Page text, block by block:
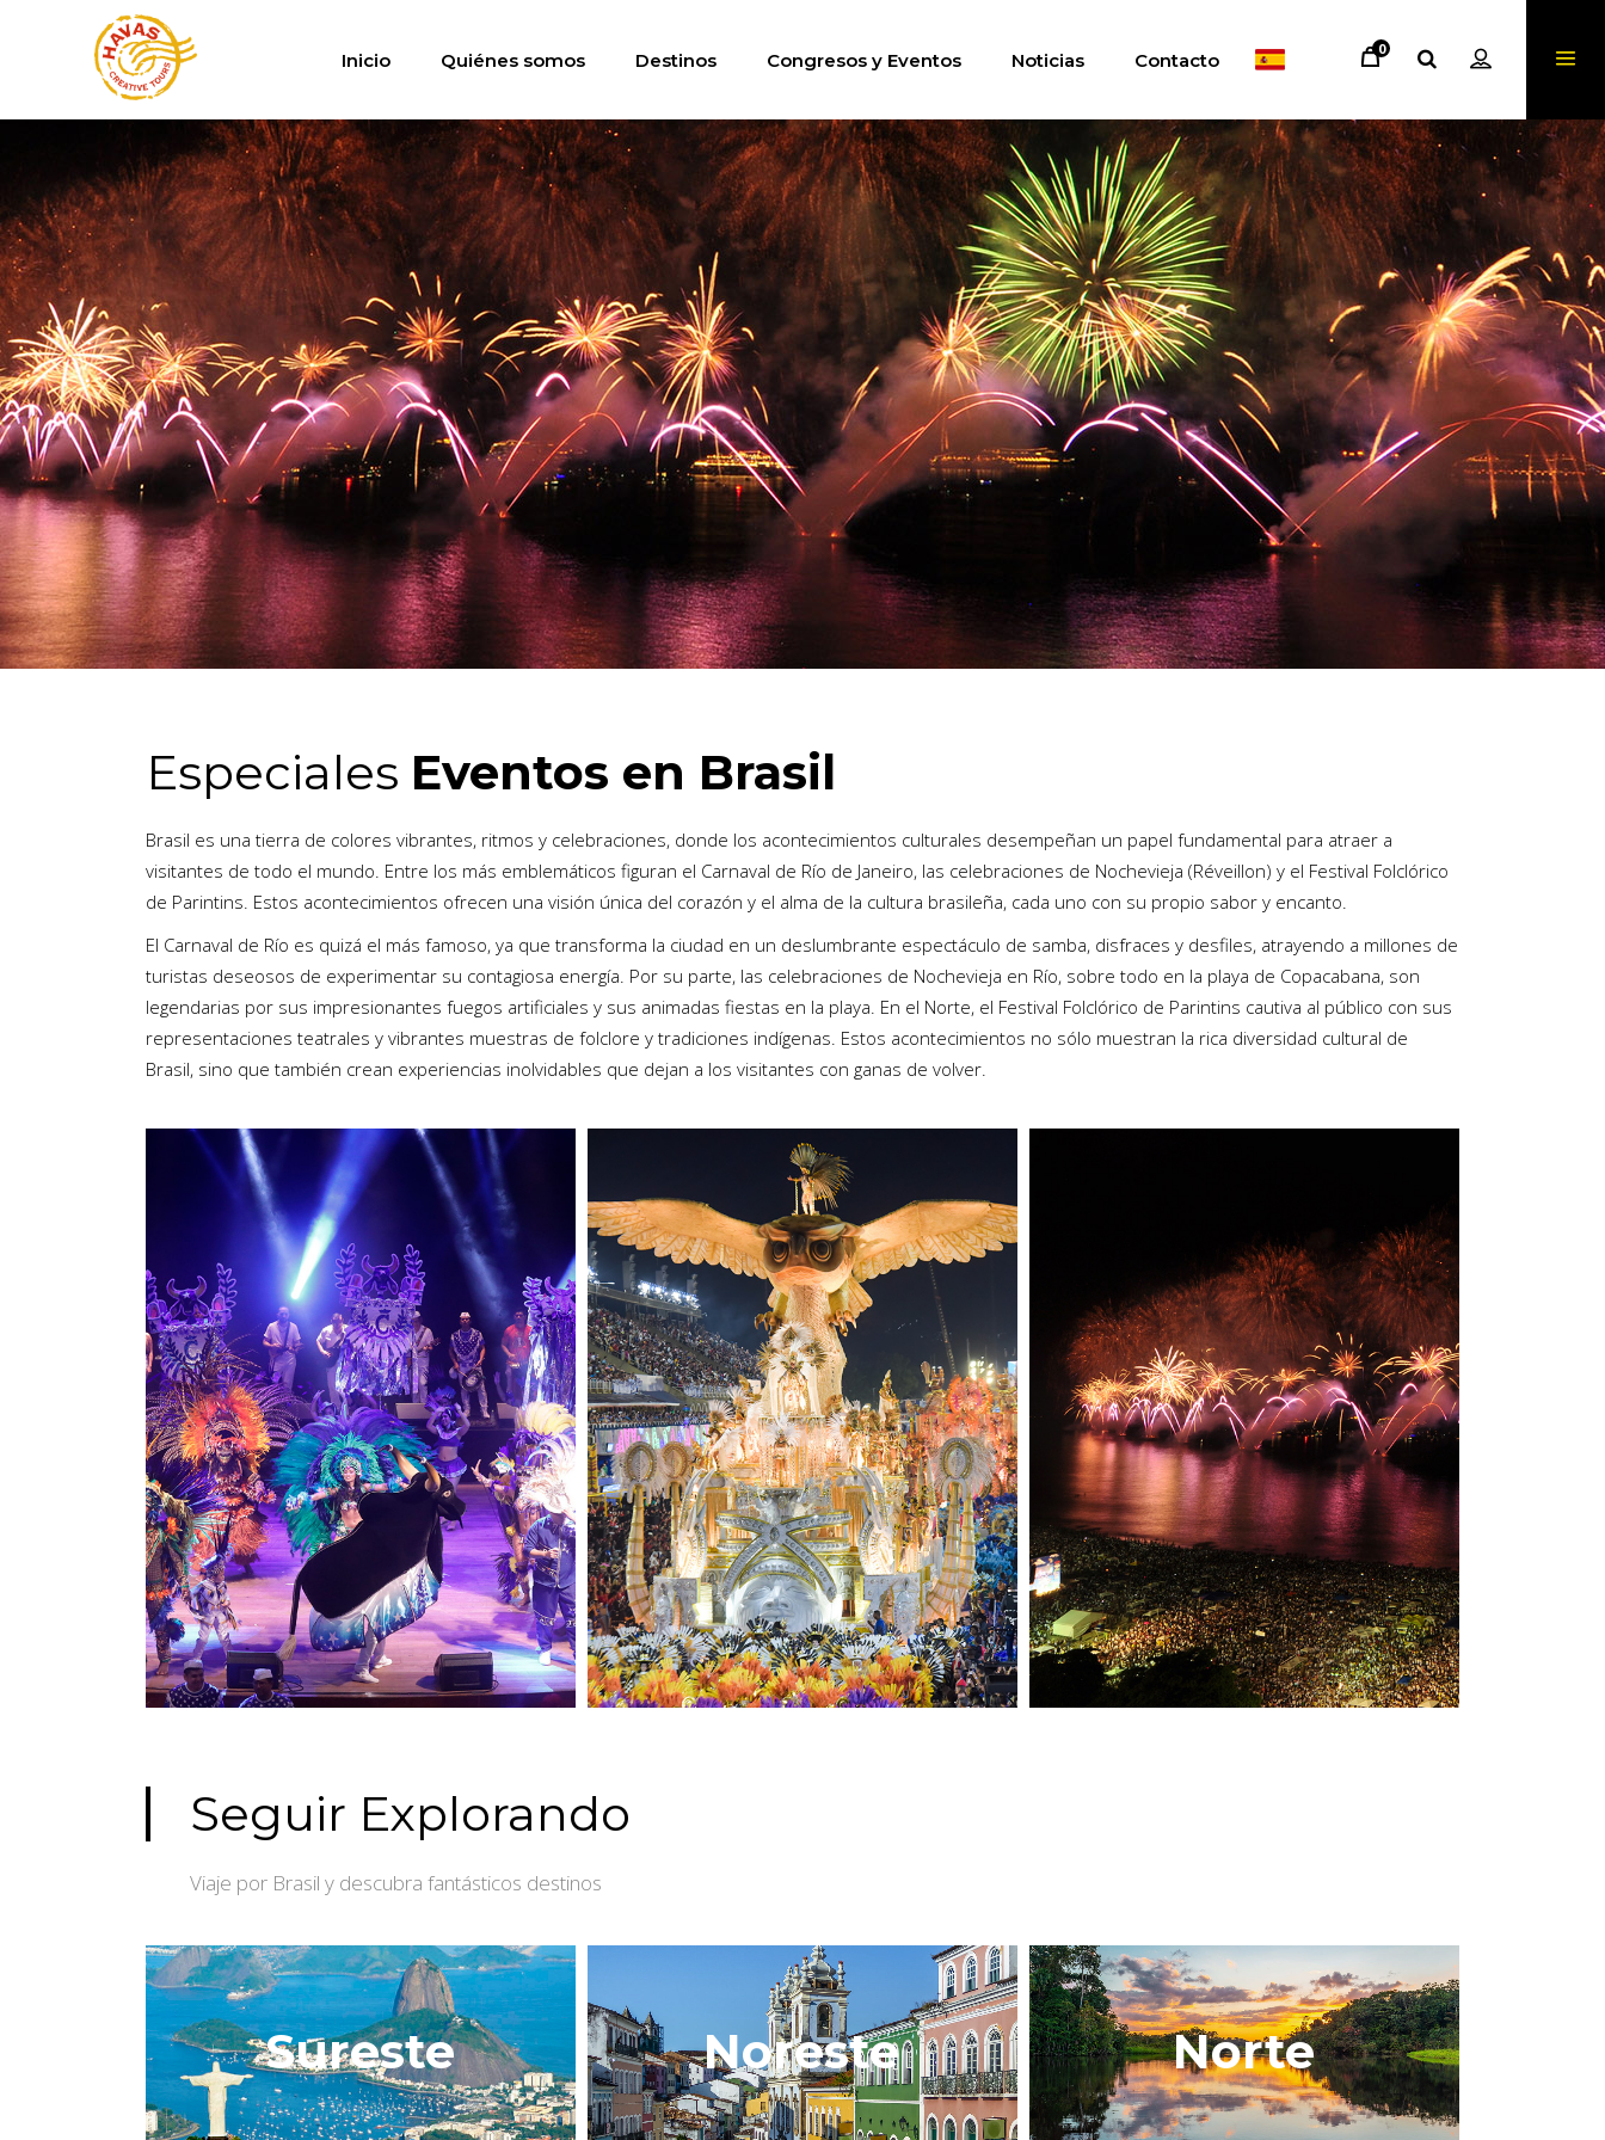
Inicio Quiénes somos Destinos Congresos y Eventos Noticias Contacto
0
Especiales Eventos en Brasil
Brasil es una tierra de colores vibrantes, ritmos y celebraciones, donde los acontecimientos culturales desempeñan un papel fundamental para atraer a
visitantes de todo el mundo. Entre los más emblemáticos figuran el Carnaval de Río de Janeiro, las celebraciones de Nochevieja (Réveillon) y el Festival Folclórico
de Parintins. Estos acontecimientos ofrecen una visión única del corazón y el alma de la cultura brasileña, cada uno con su propio sabor y encanto.
El Carnaval de Río es quizá el más famoso, ya que transforma la ciudad en un deslumbrante espectáculo de samba, disfraces y desfiles, atrayendo a millones de
turistas deseosos de experimentar su contagiosa energía. Por su parte, las celebraciones de Nochevieja en Río, sobre todo en la playa de Copacabana, son
legendarias por sus impresionantes fuegos artificiales y sus animadas fiestas en la playa. En el Norte, el Festival Folclórico de Parintins cautiva al público con sus
representaciones teatrales y vibrantes muestras de folclore y tradiciones indígenas. Estos acontecimientos no sólo muestran la rica diversidad cultural de
Brasil, sino que también crean experiencias inolvidables que dejan a los visitantes con ganas de volver.
Seguir Explorando
Viaje por Brasil y descubra fantásticos destinos
Sureste Noreste Norte